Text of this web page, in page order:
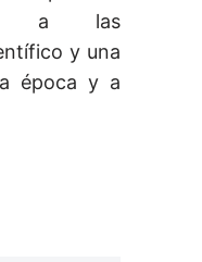
a las
y una
época y a